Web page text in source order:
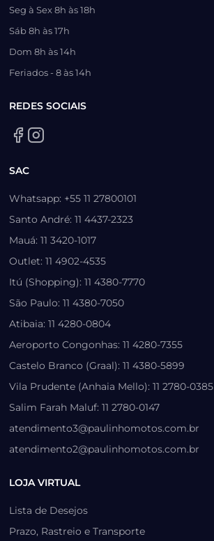
Seg à Sex 8h às 18h
Sáb 8h às 17h
Dom 8h às 14h
Feriados - 8 às 14h
REDES SOCIAIS
SAC
Whatsapp: +55 11 27800101
Santo André: 11 4437-2323
Mauá: 11 3420-1017
Outlet: 11 4902-4535
Itú (Shopping): 11 4380-7770
São Paulo: 11 4380-7050
Atibaia: 11 4280-0804
Aeroporto Congonhas: 11 4280-7355
Castelo Branco (Graal): 11 4380-5899
Vila Prudente (Anhaia Mello): 11 2780-0385
Salim Farah Maluf: 11 2780-0147
atendimento3@paulinhomotos.com.br
atendimento2@paulinhomotos.com.br
LOJA VIRTUAL
Lista de Desejos
Prazo, Rastreio e Transporte